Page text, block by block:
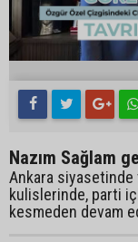
Nazım Sağlam
Ankara
kulislerinde, parti
kesmeden devam